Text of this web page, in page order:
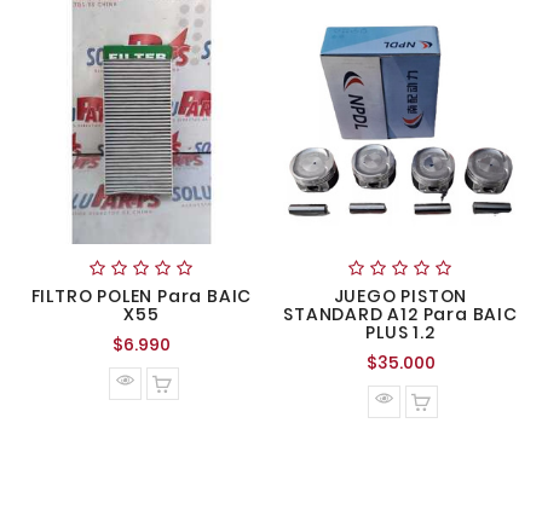
FILTRO POLEN Para BAIC
X55
$6.990
normal
JUEGO PISTON
STANDARD A12 Para BAIC
PLUS 1.2
$35.000Precio
normal